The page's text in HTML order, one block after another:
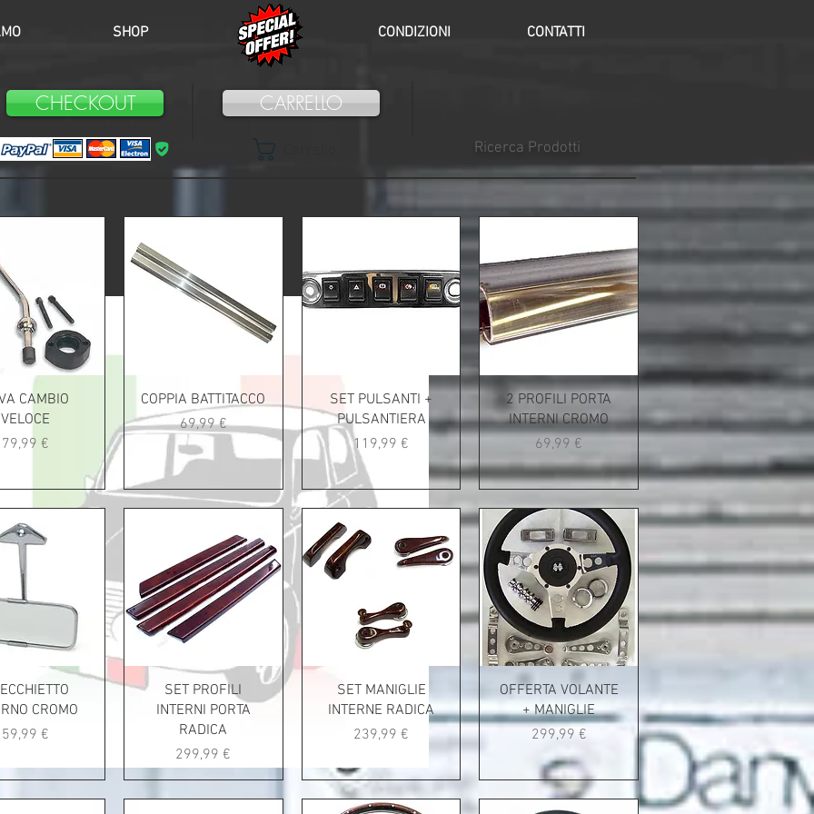
SHOP SCONTI CONDIZIONI CONTATTI
CHECKOUT CARRELLO
Ricerca Prodotti
CAMBIO
VELOCE
Prezzo
79,99 €
COPPIA BATTITACCO
Prezzo
69,99 €
SET PULSANTI +
PULSANTIERA
Prezzo
119,99 €
2 PROFILI PORTA
INTERNI CROMO
Prezzo
69,99 €
CROMO
Prezzo
59,99 €
SET PROFILI
INTERNI PORTA
RADICA
Prezzo
299,99 €
SET MANIGLIE
INTERNE RADICA
Prezzo
239,99 €
OFFERTA VOLANTE
+ MANIGLIE
Prezzo
299,99 €